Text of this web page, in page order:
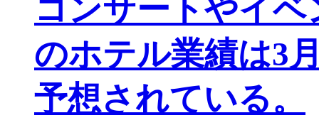
コンサートやイ
のホテル業績は3
予想されている。